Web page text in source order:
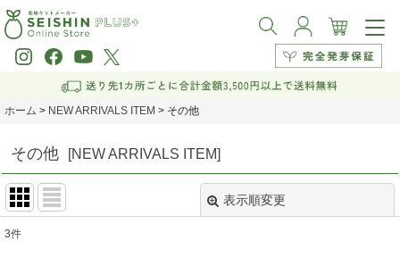
ホーム > NEW ARRIVALS ITEM > その他
その他 [NEW ARRIVALS ITEM]
表示順変更
3件